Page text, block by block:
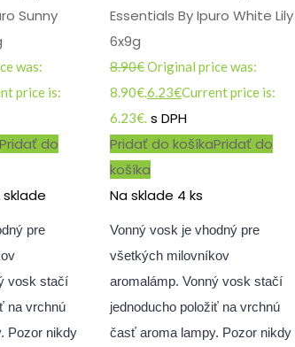
Sunny
was:
price is:
Pridať do
sklade
pre
vosk stačí
na vrchnú
Pozor nikdy
Essentials By Ipuro White Lily
6x9g
8.90€Original price was:
8.90€.6.23€Current price is:
6.23€. s DPH
Pridať do košíkaPridať do
košíka
Na sklade 4 ks
Vonný vosk je vhodný pre
všetkých milovníkov
aromalámp. Vonný vosk stačí
jednoducho položiť na vrchnú
časť aroma lampy. Pozor nikdy